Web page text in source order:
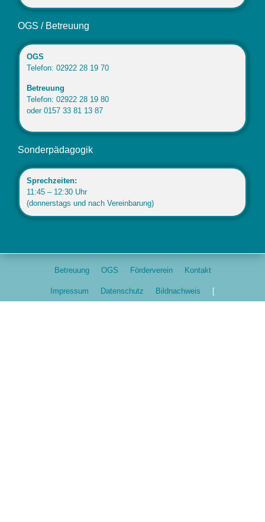
OGS / Betreuung
OGS
Telefon: 02922 28 19 70
Betreuung
Telefon: 02922 28 19 80
oder 0157 33 81 13 87
Sonderpädagogik
Sprechzeiten:
11:45 – 12:30 Uhr
(donnerstags und nach Vereinbarung)
Betreuung OGS Förderverein Kontakt
Impressum Datenschutz Bildnachweis [